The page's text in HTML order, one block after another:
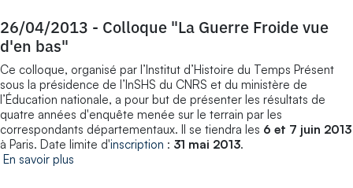
26/04/2013 - Colloque "La Guerre Froide vue
d'en bas"
Ce colloque, organisé par l’Institut d’Histoire du Temps Présent
sous la présidence de l’InSHS du CNRS et du ministère de
l’Éducation nationale, a pour but de présenter les résultats de
quatre années d'enquête menée sur le terrain par les
correspondants départementaux. Il se tiendra les 6 et 7 juin 2013
à Paris. Date limite d'inscription : 31 mai 2013.
En savoir plus